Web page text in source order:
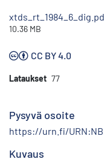
10.36 MB
CC BY 4.0
Lataukset 77
Pysyvä osoite
https://urn.fi/
Kuvaus